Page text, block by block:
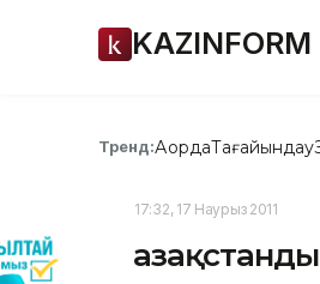
KAZINFORM
Тренд:АқордаТағайындау
17:32, 17 Наурыз 2011